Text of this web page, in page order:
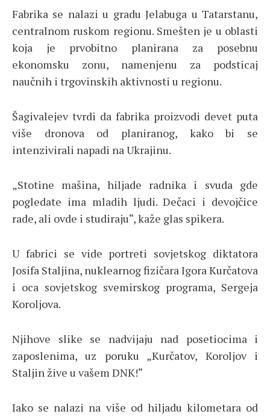
Fabrika se nalazi u gradu Jelabuga u Tatarstanu,
centralnom ruskom regionu. Smešten je u oblasti
koja je prvobitno planirana za posebnu
ekonomsku zonu, namenjenu za podsticaj
naučnih i trgovinskih aktivnosti u regionu.
Šagivalejev tvrdi da fabrika proizvodi devet puta
više dronova od planiranog, kako bi se
intenzivirali napadi na Ukrajinu.
„Stotine mašina, hiljade radnika i svuda gde
pogledate ima mladih ljudi. Dečaci i devojčice
rade, ali ovde i studiraju“, kaže glas spikera.
U fabrici se vide portreti sovjetskog diktatora
Josifa Staljina, nuklearnog fizičara Igora Kurčatova
i oca sovjetskog svemirskog programa, Sergeja
Koroljova.
Njihove slike se nadvijaju nad posetiocima i
zaposlenima, uz poruku „Kurčatov, Koroljov i
Staljin žive u vašem DNK!“
Iako se nalazi na više od hiljadu kilometara od